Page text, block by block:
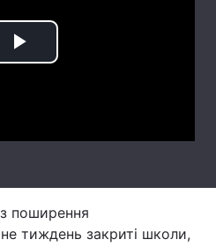
Play
поширення
не тиждень закриті школи,